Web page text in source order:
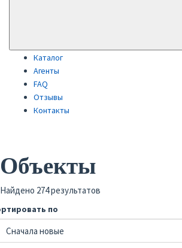
Каталог
Агенты
FAQ
Отзывы
Контакты
Объекты
Найдено 274 результатов
по